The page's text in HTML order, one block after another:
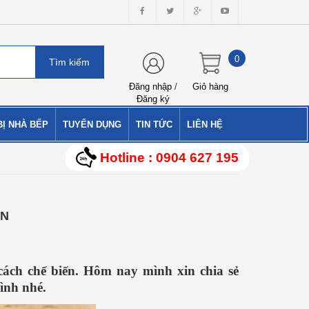
Đăng nhập /
Đăng ký
Giỏ hàng
0
NHÀ BẾP TUYỂN DỤNG TIN TỨC LIÊN HỆ
Hotline : 0904 627 195
chế biến. Hôm nay mình xin chia sẻ
nhé.